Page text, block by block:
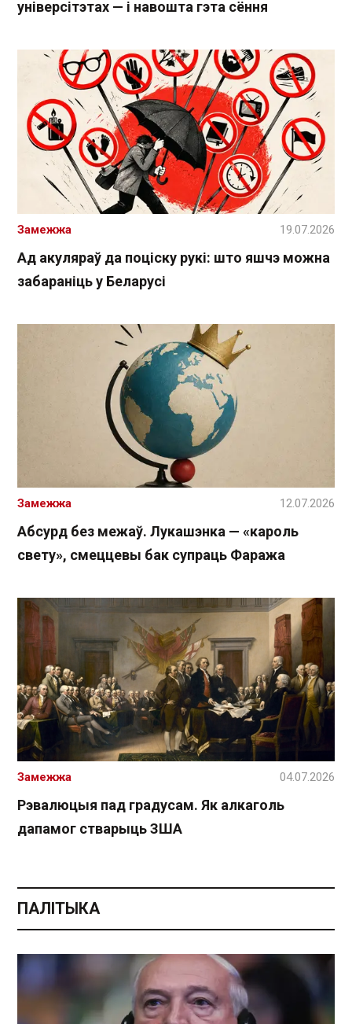
універсітэтах — і навошта гэта сёння
Ад акуляраў да поціску рукі: што яшчэ можна
забараніць у Беларусі
Замежжа 19.07.2026
Абсурд без межаў. Лукашэнка — «кароль
свету», смеццевы бак супраць Фаража
Замежжа 12.07.2026
Рэвалюцыя пад градусам. Як алкаголь
дапамог стварыць ЗША
Замежжа 04.07.2026
ПАЛІТЫКА